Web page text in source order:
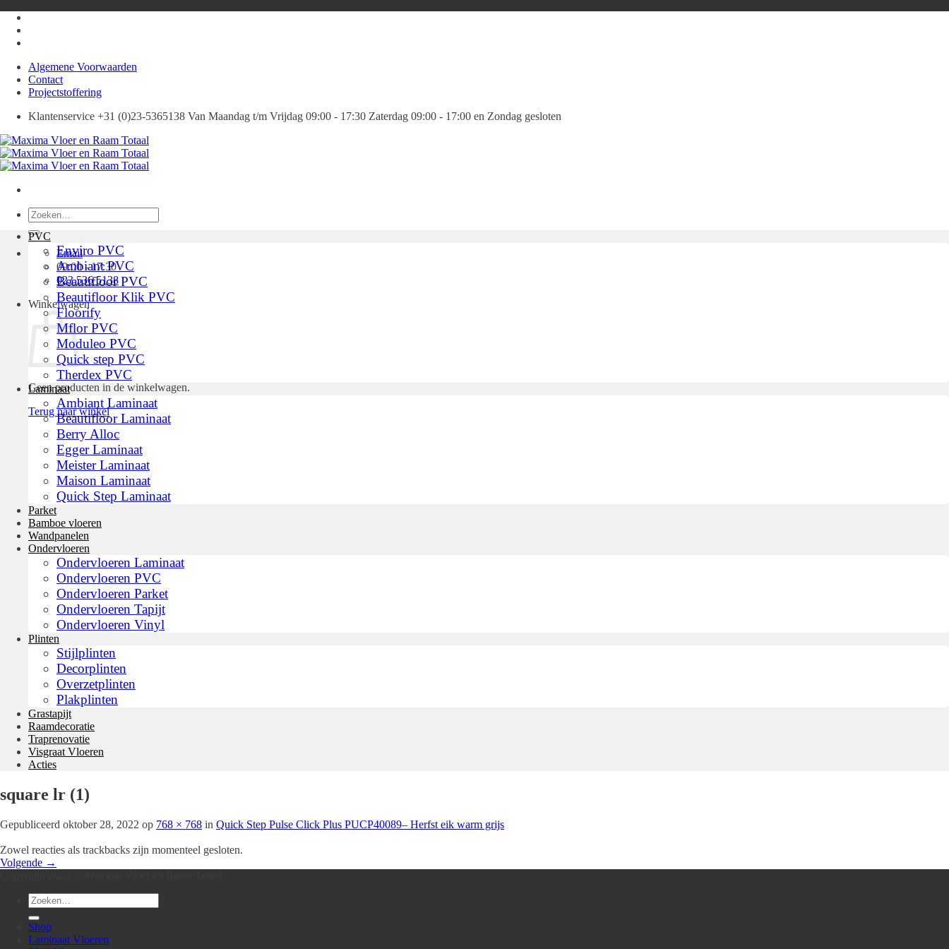
naar
inhoud
Algemene Voorwaarden
Contact
Projectstoffering
Klantenservice +31 (0)23-5365138 Van Maandag t/m Vrijdag 09:00 - 17:30 Zaterdag 09:00 - 17:00 en Zondag gesloten
Zoeken
naar:
Email
09:00 - 17:30
023 536 5138
Winkelwagen
Geen producten in de winkelwagen.
Terug naar winkel
PVC
Enviro PVC
Ambiant PVC
Beautifloor PVC
Beautifloor Klik PVC
Floorify
Mflor PVC
Moduleo PVC
Quick step PVC
Therdex PVC
Laminaat
Ambiant Laminaat
Beautifloor Laminaat
Berry Alloc
Egger Laminaat
Meister Laminaat
Maison Laminaat
Quick Step Laminaat
Parket
Bamboe vloeren
Wandpanelen
Ondervloeren
Ondervloeren Laminaat
Ondervloeren PVC
Ondervloeren Parket
Ondervloeren Tapijt
Ondervloeren Vinyl
Plinten
Stijlplinten
Decorplinten
Overzetplinten
Plakplinten
Grastapijt
Raamdecoratie
Traprenovatie
Visgraat Vloeren
Acties
square lr (1)
Gepubliceerd oktober 28, 2022 op 768 × 768 in Quick Step Pulse Click Plus PUCP40089– Herfst eik warm grijs
Zowel reacties als trackbacks zijn momenteel gesloten.
Volgende →
Zoeken
naar:
Shop
Laminaat Vloeren